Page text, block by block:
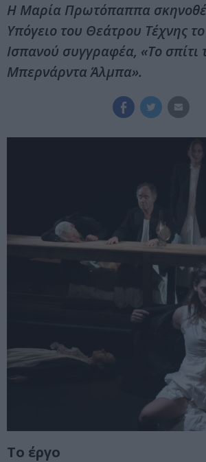
Η Μαρία Πρωτόπαππα
Υπόγειο του Θεάτρου Τέχνης
Ισπανού συγγραφέα, «Το σπίτι
Μπερνάρντα Άλμπα».
Το έργο